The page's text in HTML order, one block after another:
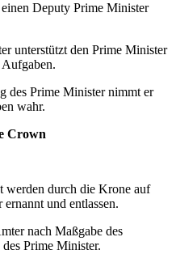
Deputy Prime Minister
unterstützt den Prime Minister
des Prime Minister nimmt er
wahr.
Crown
werden durch die Krone auf
und entlassen.
nach Maßgabe des
Prime Minister.